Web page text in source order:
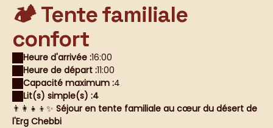
🏕️ Tente familiale
confort
Heure d'arrivée :16:00
Heure de départ :11:00
Capacité maximum :4
Lit(s) simple(s) :4
👨‍👩‍👧‍👦✨ Séjour en tente familiale au cœur du désert de
l'Erg Chebbi